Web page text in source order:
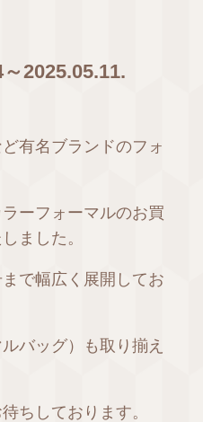
2025.05.11.
有名ブランドのフォ
ーフォーマルのお買
ました。
で幅広く展開してお
バッグ）も取り揃え
ちしております。